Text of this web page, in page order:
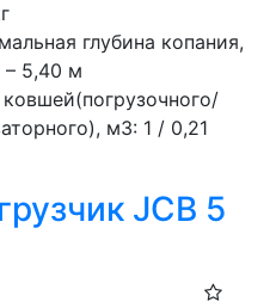
глубина копания,
– 5,40 м
м3: 1 / 0,21
JCB 5